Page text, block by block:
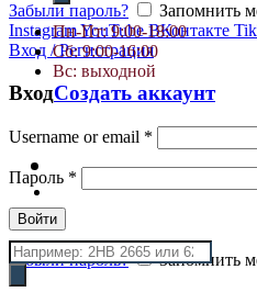
Забыли пароль?
Запомнить
InstagramYouTube ВКонтакте
Вход / Регистрация
ВходСоздать аккаунт
Username or email *
Пароль *
Войти
Забыли пароль? Запомнить
Пн-Пт: 9:00-18:00
Сб: 9:00-16:00
Вс: выходной
Поиск
товаров